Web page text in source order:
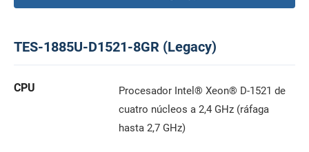
TES-1885U-D1521-8GR (Legacy)
CPU
Procesador Intel® Xeon® D-1521 de
cuatro núcleos a 2,4 GHz (ráfaga
hasta 2,7 GHz)